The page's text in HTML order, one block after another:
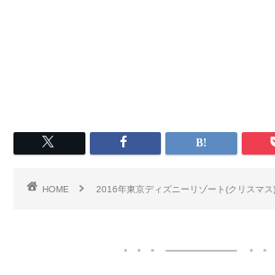
HOME 2016年東京ディズニーリゾート(クリスマス